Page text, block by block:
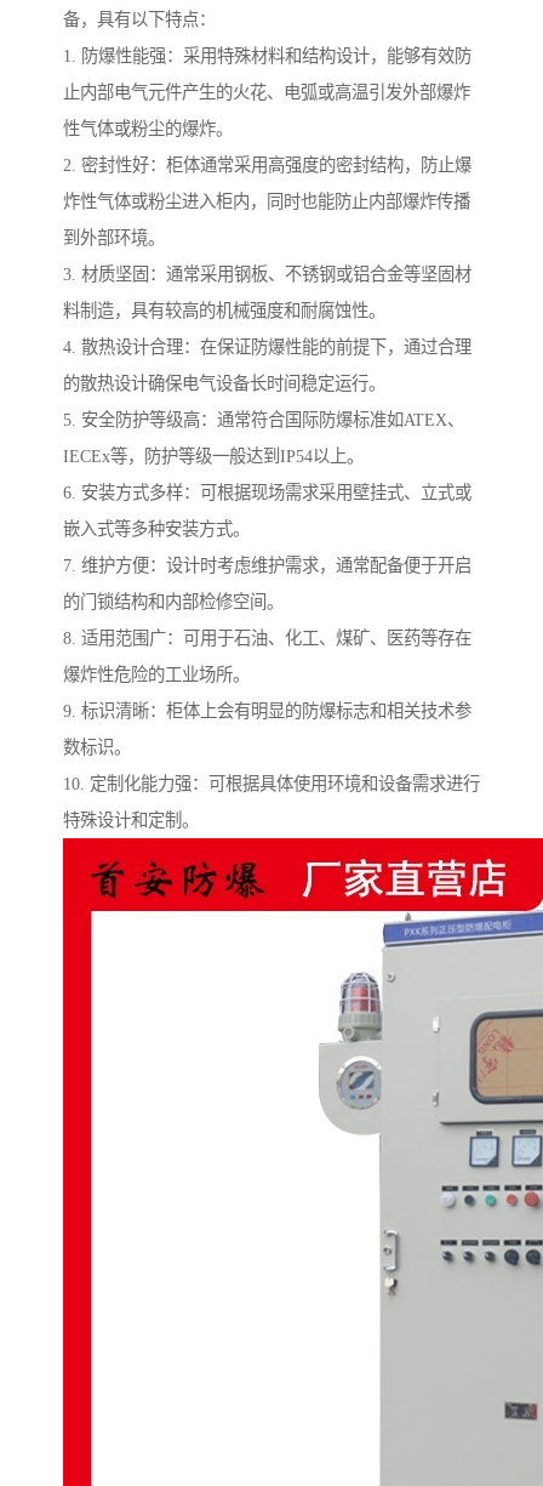
备，具有以下特点：
1. 防爆性能强：采用特殊材料和结构设计，能够有效防
止内部电气元件产生的火花、电弧或高温引发外部爆炸
性气体或粉尘的爆炸。
2. 密封性好：柜体通常采用高强度的密封结构，防止爆
炸性气体或粉尘进入柜内，同时也能防止内部爆炸传播
到外部环境。
3. 材质坚固：通常采用钢板、不锈钢或铝合金等坚固材
料制造，具有较高的机械强度和耐腐蚀性。
4. 散热设计合理：在保证防爆性能的前提下，通过合理
的散热设计确保电气设备长时间稳定运行。
5. 安全防护等级高：通常符合国际防爆标准如ATEX、
IECEx等，防护等级一般达到IP54以上。
6. 安装方式多样：可根据现场需求采用壁挂式、立式或
嵌入式等多种安装方式。
7. 维护方便：设计时考虑维护需求，通常配备便于开启
的门锁结构和内部检修空间。
8. 适用范围广：可用于石油、化工、煤矿、医药等存在
爆炸性危险的工业场所。
9. 标识清晰：柜体上会有明显的防爆标志和相关技术参
数标识。
10. 定制化能力强：可根据具体使用环境和设备需求进行
特殊设计和定制。